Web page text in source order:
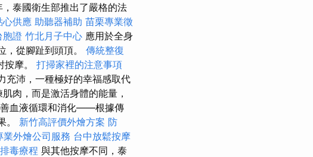
泰國衛生部推出了嚴格的法
心供應 助聽器補助 苗栗專業徵
胞證 竹北月子中心 應用於全身
，從腳趾到頭頂。 傳統整復
摩。 打掃家裡的注意事項
充沛，一種極好的幸福感取代
肉，而是激活身體的能量，
善血液循環和消化——根據傳
。 新竹高評價外燴方案 防
業外燴公司服務 台中放鬆按摩
毒療程 與其他按摩不同，泰